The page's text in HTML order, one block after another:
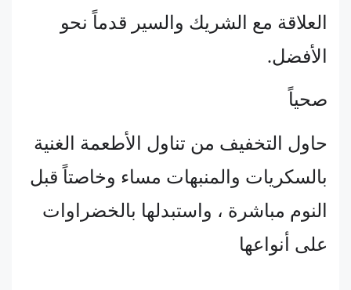
العلاقة مع الشريك والسير قدماً نحو
الأفضل.
صحياً
حاول التخفيف من تناول الأطعمة الغنية
بالسكريات والمنبهات مساء وخاصتاً قبل
النوم مباشرة ، واستبدلها بالخضراوات
على أنواعها